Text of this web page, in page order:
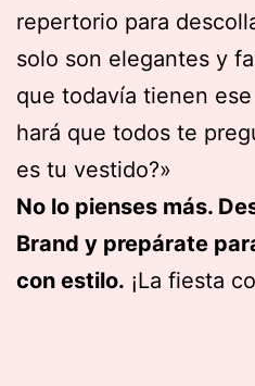
repertorio para
solo son elegantes y
que todavía tienen
hará que todos te
es tu vestido?»
No lo pienses más.
Brand y prepárate
con estilo. ¡La fiesta